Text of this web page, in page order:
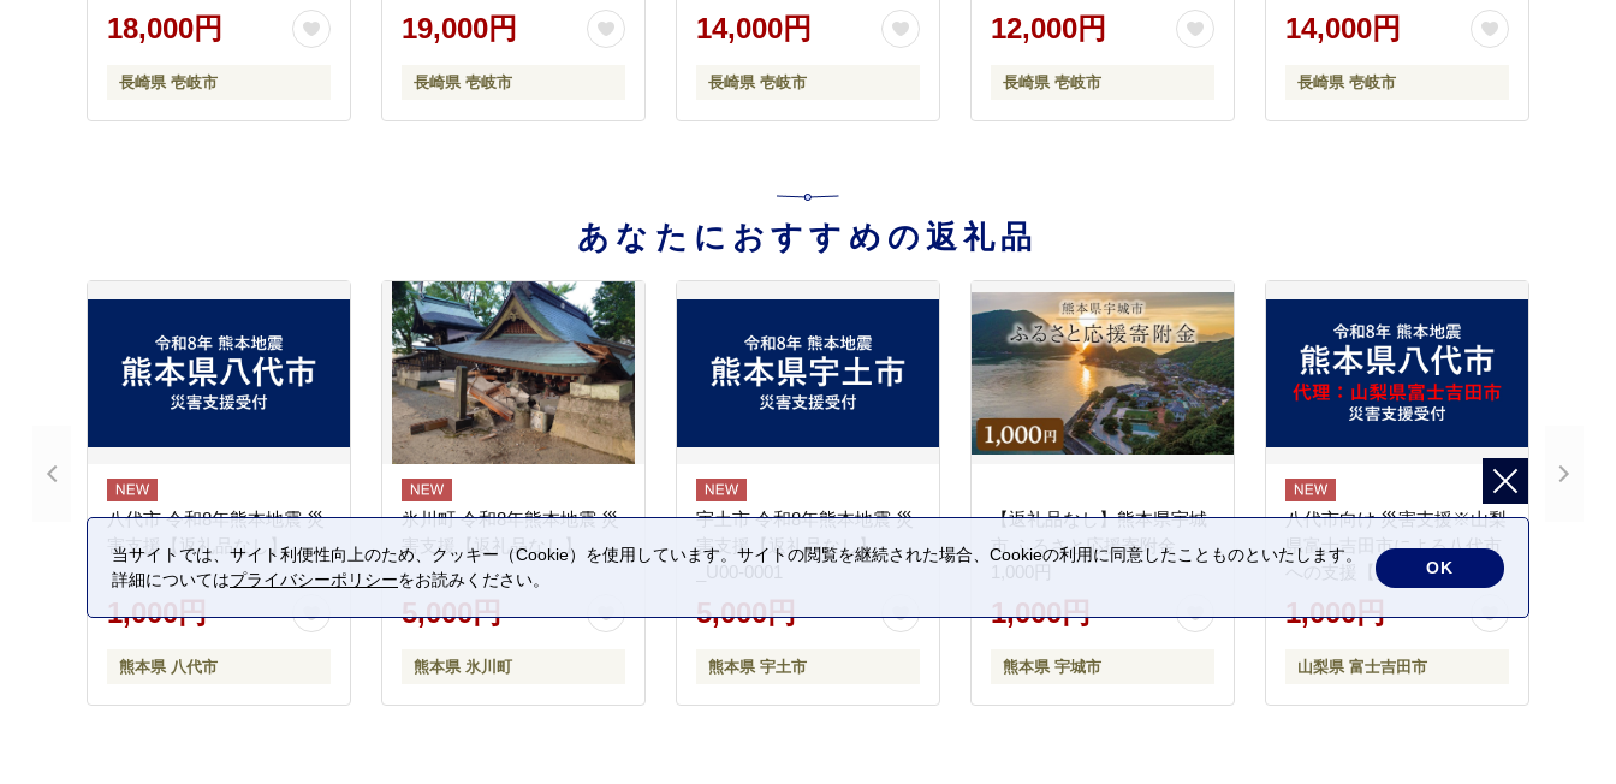
18,000円
長崎県 壱岐市
バチ 19000 19000円
19,000円
長崎県 壱岐市
14,000円
長崎県 壱岐市
12,000円
長崎県 壱岐市
ウニ 紫うに 冷凍 冷凍発送
海鮮 魚介 贅沢 14000 14000
14,000円
長崎県 壱岐市
あなたにおすすめの返礼品
八代市 令和8年熊本地震 災
害支援【返礼品なし】
1,000円
熊本県 八代市
氷川町 令和8年熊本地震 災
害支援【返礼品なし】
5,000円
熊本県 氷川町
宇土市 令和8年熊本地震 災
害支援【返礼品なし】
_U00-0001
5,000円
熊本県 宇土市
【返礼品なし】熊本県宇城
市 ふるさと応援寄附金
1,000円
1,000円
熊本県 宇城市
八代市向け 災害支援※山梨
県富士吉田市による八代市
への支援【返礼品なし】
1,000円
山梨県 富士吉田市
当サイトでは、サイト利便性向上のため、クッキー（Cookie）を使用しています。サイトの閲覧を継続された場合、Cookieの利用に同意したことものといたします。
詳細についてはプライバシーポリシーをお読みください。
OK